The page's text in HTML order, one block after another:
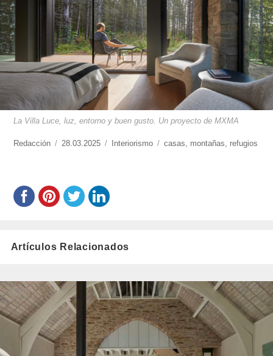
La Villa Luce, luz, entorno y buen gusto. Un proyecto de MXMA
https://www.experimenta.es/author/redaccion/
Redacción
Publicado
28.03.2025 Categorías
Interiorismo Etiquetas
casas montañas refugios
Artículos Relacionados